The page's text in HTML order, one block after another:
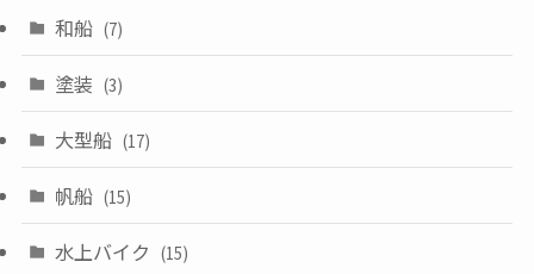
和船 (7)
塗装 (3)
大型船 (17)
帆船 (15)
水上バイク (15)